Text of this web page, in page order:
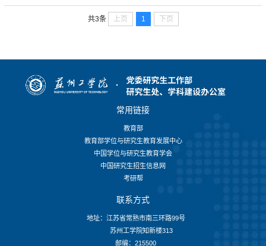
共3条 上页 1 下页
常用链接
教育部
教育部学位与研究生教育发展中心
中国学位与研究生教育学会
中国研究生招生信息网
考研帮
联系方式
地址：江苏省常熟市南三环路99号
苏州工学院知新楼313
邮编：215500